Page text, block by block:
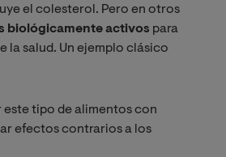
el colesterol. Pero en otros
biológicamente activos para
la salud. Un ejemplo clásico
tipo de alimentos con
efectos contrarios a los